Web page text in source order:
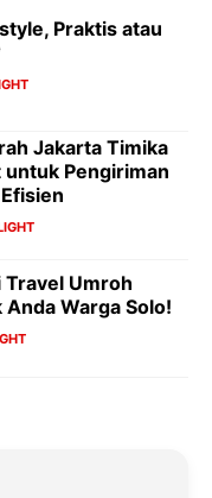
Praktis atau
Jakarta Timika
untuk Pengiriman
Travel Umroh
Warga Solo!